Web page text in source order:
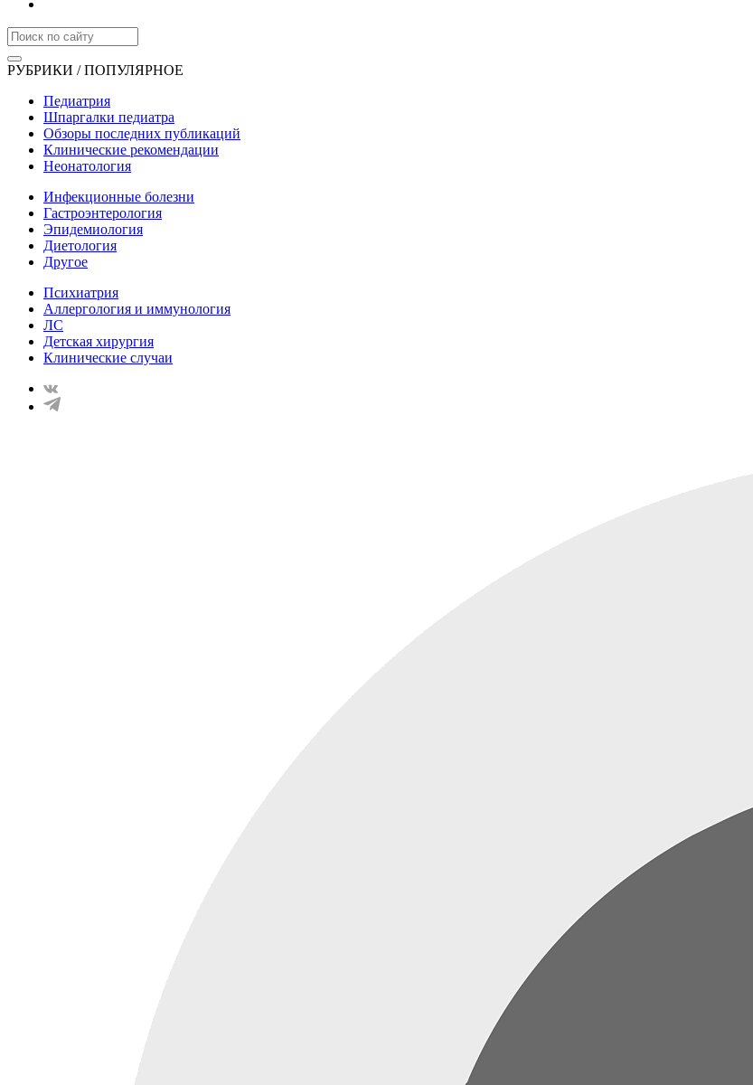
РУБРИКИ / ПОПУЛЯРНОЕ
Педиатрия
Шпаргалки педиатра
Обзоры последних публикаций
Клинические рекомендации
Неонатология
Инфекционные болезни
Гастроэнтерология
Эпидемиология
Диетология
Другое
Психиатрия
Аллергология и иммунология
ЛС
Детская хирургия
Клинические случаи